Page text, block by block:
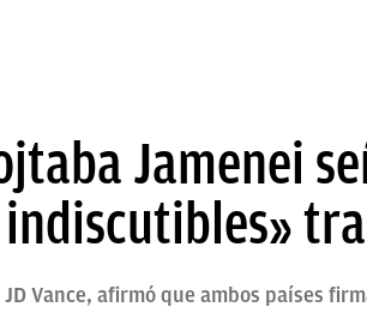
Jamenei
JD Vance, afirmó que ambos países